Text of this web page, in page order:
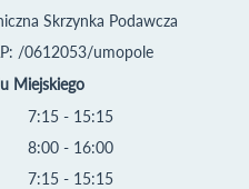
Skrzynka Podawcza
/0612053/umopole
Miejskiego
7:15 - 15:15
8:00 - 16:00
7:15 - 15:15